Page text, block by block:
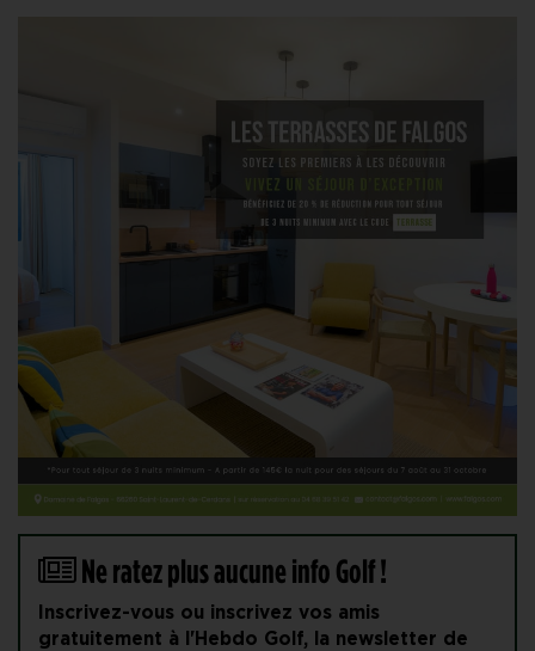
Ne ratez plus aucune info Golf !
Inscrivez-vous ou inscrivez vos amis
gratuitement à l'Hebdo Golf, la newsletter de